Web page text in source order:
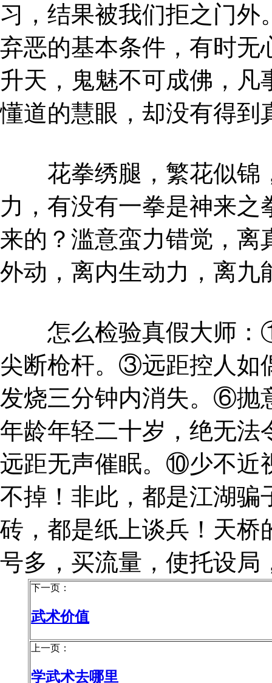
习，结果被我们拒之门
弃恶的基本条件，有时无
升天，鬼魅不可成佛，
懂道的慧眼，却没有得到
花拳绣腿，繁花似锦
力，有没有一拳是神来
来的？滥意蛮力错觉，离
外动，离内生动力，离九
怎么检验真假大师：
尖断枪杆。③远距控人
发烧三分钟内消失。⑥抛
年龄年轻二十岁，绝无
远距无声催眠。⑩少不近
不掉！非此，都是江湖骗
砖，都是纸上谈兵！天桥
号多，买流量，使托设局
下一页：
武术价值
上一页：
学武术去哪里